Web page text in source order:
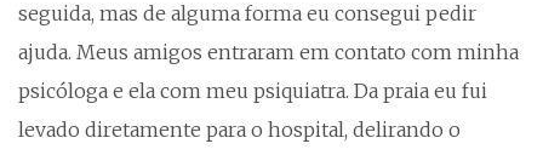
seguida, mas de alguma forma eu consegui pedir
ajuda. Meus amigos entraram em contato com minha
psicóloga e ela com meu psiquiatra. Da praia eu fui
levado diretamente para o hospital, delirando o